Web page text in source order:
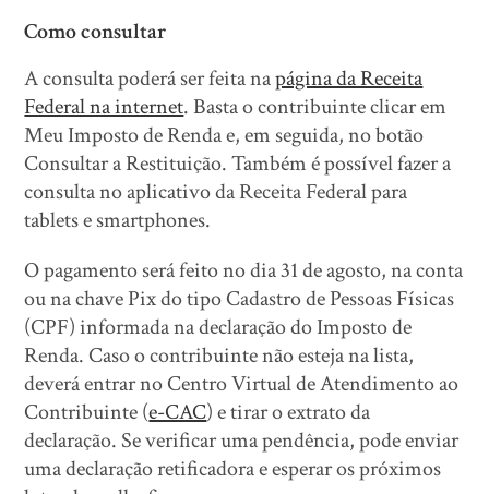
Como consultar
A consulta poderá ser feita napágina da Receita
Federal na internet. Basta o contribuinte clicar em
Meu Imposto de Renda e, em seguida, no botão
Consultar a Restituição. Também é possível fazer a
consulta no aplicativo da Receita Federal para
tablets e smartphones.
O pagamento será feito no dia 31 de agosto, na conta
ou na chave Pix do tipo Cadastro de Pessoas Físicas
(CPF) informada na declaração do Imposto de
Renda. Caso o contribuinte não esteja na lista,
deverá entrar no Centro Virtual de Atendimento ao
Contribuinte (e-CAC) e tirar o extrato da
declaração. Se verificar uma pendência, pode enviar
uma declaração retificadora e esperar os próximos